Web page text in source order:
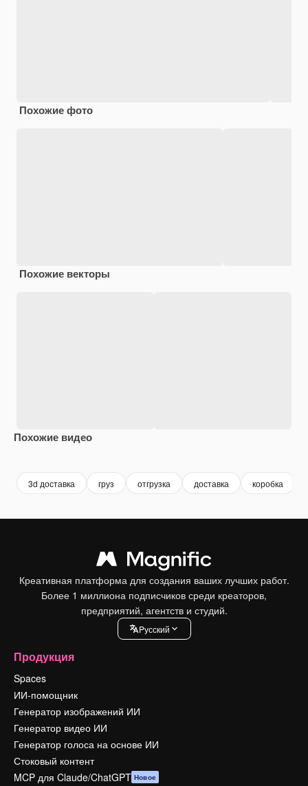
Похожие фото
Похожие векторы
Похожие видео
3d доставка груз отгрузка доставка коробка
Креативная платформа для создания ваших лучших работ.
Более 1 миллиона подписчиков среди креаторов,
предприятий, агентств и студий.
Pусский
Продукция
Spaces
ИИ-помощник
Генератор изображений ИИ
Генератор видео ИИ
Генератор голоса на основе ИИ
Стоковый контент
MCP для Claude/ChatGPT Новое